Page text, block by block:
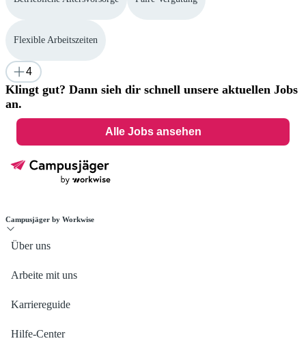
Flexible Arbeitszeiten
4
Klingt gut? Dann sieh dir schnell unsere aktuellen Jobs
an.
Alle Jobs ansehen
Campusjäger by Workwise
Über uns
Arbeite mit uns
Karriereguide
Hilfe-Center